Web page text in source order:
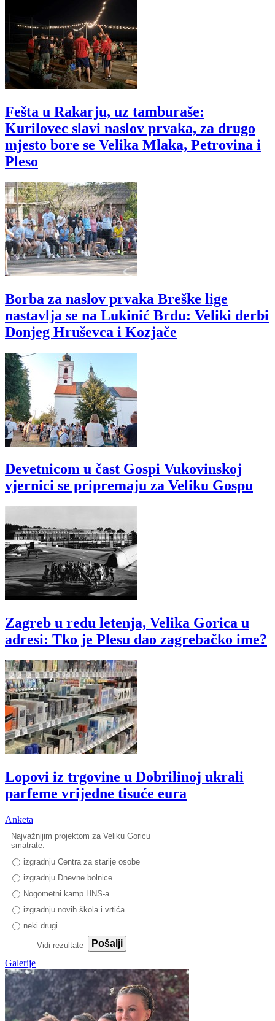
Fešta u Rakarju, uz tamburaše:
Kurilovec slavi naslov prvaka, za drugo
mjesto bore se Velika Mlaka, Petrovina i
Pleso
Borba za naslov prvaka Breške lige
nastavlja se na Lukinić Brdu: Veliki derbi
Donjeg Hruševca i Kozjače
Devetnicom u čast Gospi Vukovinskoj
vjernici se pripremaju za Veliku Gospu
Zagreb u redu letenja, Velika Gorica u
adresi: Tko je Plesu dao zagrebačko ime?
Lopovi iz trgovine u Dobrilinoj ukrali
parfeme vrijedne tisuće eura
Anketa
Najvažnijim projektom za Veliku Goricu
smatrate:
izgradnju Centra za starije osobe
izgradnju Dnevne bolnice
Nogometni kamp HNS-a
izgradnju novih škola i vrtića
neki drugi
Vidi rezultate
Pošalji
Galerije